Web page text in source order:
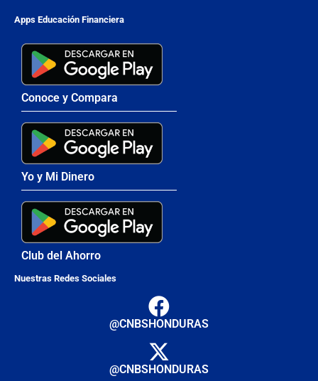
Apps Educación Financiera
Conoce y Compara
Yo y Mi Dinero
Club del Ahorro
Nuestras Redes Sociales
@CNBSHONDURAS
@CNBSHONDURAS